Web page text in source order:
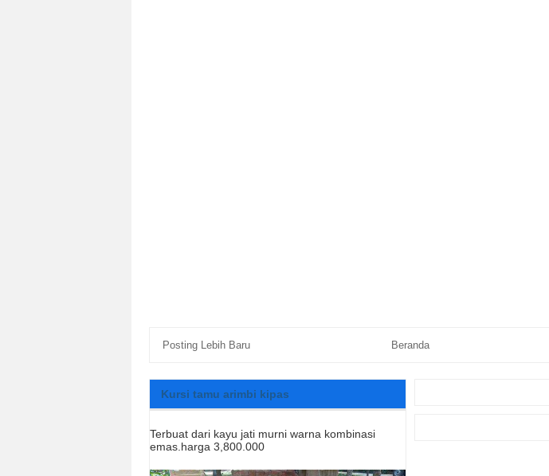
Posting Lebih Baru Beranda
Kursi tamu arimbi kipas
Terbuat dari kayu jati murni warna kombinasi
emas.harga 3,800.000